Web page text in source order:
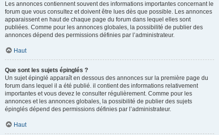
Les annonces contiennent souvent des informations importantes concernant le
forum que vous consultez et doivent être lues dès que possible. Les annonces
apparaissent en haut de chaque page du forum dans lequel elles sont
publiées. Comme pour les annonces globales, la possibilité de publier des
annonces dépend des permissions définies par l’administrateur.
Haut
Que sont les sujets épinglés ?
Un sujet épinglé apparaît en dessous des annonces sur la première page du
forum dans lequel il a été publié. il contient des informations relativement
importantes et vous devez le consulter régulièrement. Comme pour les
annonces et les annonces globales, la possibilité de publier des sujets
épinglés dépend des permissions définies par l’administrateur.
Haut